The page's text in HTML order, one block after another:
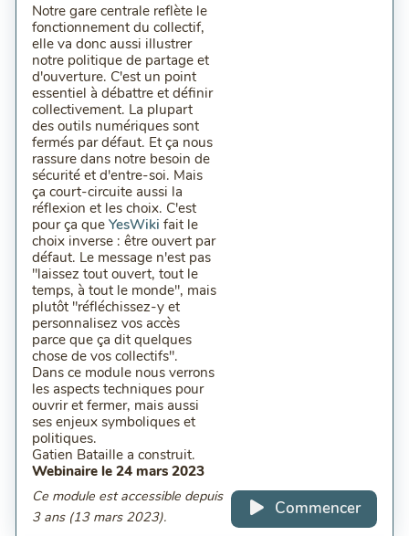
Notre gare centrale reflète le
fonctionnement du collectif,
elle va donc aussi illustrer
notre politique de partage et
d'ouverture. C'est un point
essentiel à débattre et définir
collectivement. La plupart
des outils numériques sont
fermés par défaut. Et ça nous
rassure dans notre besoin de
sécurité et d'entre-soi. Mais
ça court-circuite aussi la
réflexion et les choix. C'est
pour ça que YesWiki fait le
choix inverse : être ouvert par
défaut. Le message n'est pas
"laissez tout ouvert, tout le
temps, à tout le monde", mais
plutôt "réfléchissez-y et
personnalisez vos accès
parce que ça dit quelques
chose de vos collectifs".
Dans ce module nous verrons
les aspects techniques pour
ouvrir et fermer, mais aussi
ses enjeux symboliques et
politiques.
Gatien Bataille a construit.
Webinaire le 24 mars 2023
Ce module est accessible depuis
3 ans (13 mars 2023).
Commencer